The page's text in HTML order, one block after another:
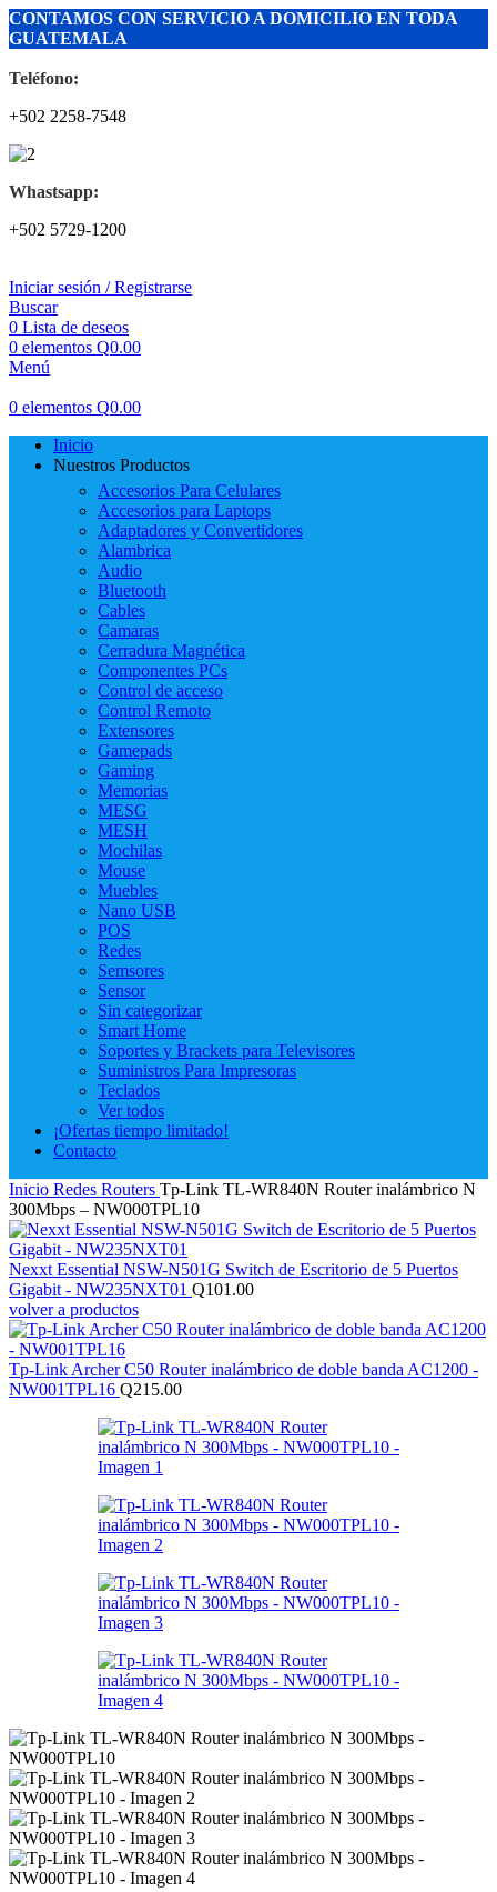
CONTAMOS CON SERVICIO A DOMICILIO EN TODA
GUATEMALA
Teléfono:
+502 2258-7548
Whastsapp:
+502 5729-1200
Iniciar sesión / Registrarse
Buscar
0 Lista de deseos
0 elementos Q0.00
Menú
0 elementos Q0.00
Inicio
Nuestros Productos
Accesorios Para Celulares
Accesorios para Laptops
Adaptadores y Convertidores
Alambrica
Audio
Bluetooth
Cables
Camaras
Cerradura Magnética
Componentes PCs
Control de acceso
Control Remoto
Extensores
Gamepads
Gaming
Memorias
MESG
MESH
Mochilas
Mouse
Muebles
Nano USB
POS
Redes
Semsores
Sensor
Sin categorizar
Smart Home
Soportes y Brackets para Televisores
Suministros Para Impresoras
Teclados
Ver todos
¡Ofertas tiempo limitado!
Contacto
Inicio Redes Routers Tp-Link TL-WR840N Router inalámbrico N
300Mbps – NW000TPL10
Nexxt Essential NSW-N501G Switch de Escritorio de 5 Puertos
Gigabit - NW235NXT01 Q101.00
volver a productos
Tp-Link Archer C50 Router inalámbrico de doble banda AC1200 -
NW001TPL16 Q215.00